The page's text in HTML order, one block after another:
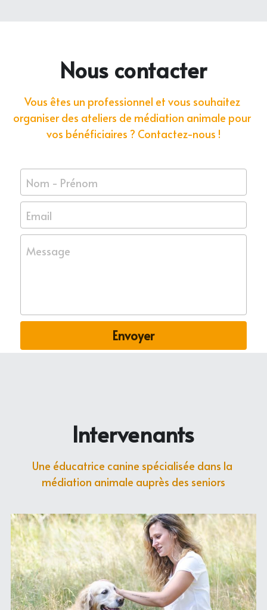
Nous contacter
Vous êtes un professionnel et vous souhaitez
organiser des ateliers de médiation animale pour
vos bénéficiaires ? Contactez-nous !
Nom - Prénom
Email
Message
Envoyer
Intervenants
Une éducatrice canine spécialisée dans la
médiation animale auprès des seniors